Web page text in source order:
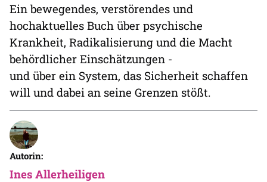
Ein bewegendes, verstörendes und
hochaktuelles Buch über psychische
Krankheit, Radikalisierung und die Macht
behördlicher Einschätzungen -
und über ein System, das Sicherheit schaffen
will und dabei an seine Grenzen stößt.
Autorin:
Ines Allerheiligen